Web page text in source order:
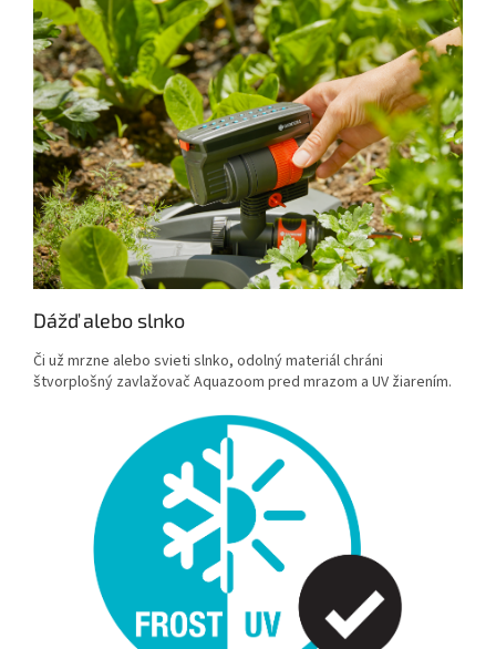
Dážď alebo slnko
Či už mrzne alebo svieti slnko, odolný materiál chráni
štvorplošný zavlažovač Aquazoom pred mrazom a UV žiarením.